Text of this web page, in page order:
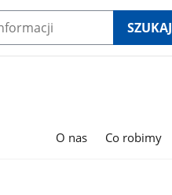
SZUKAJ
O nas Co robimy